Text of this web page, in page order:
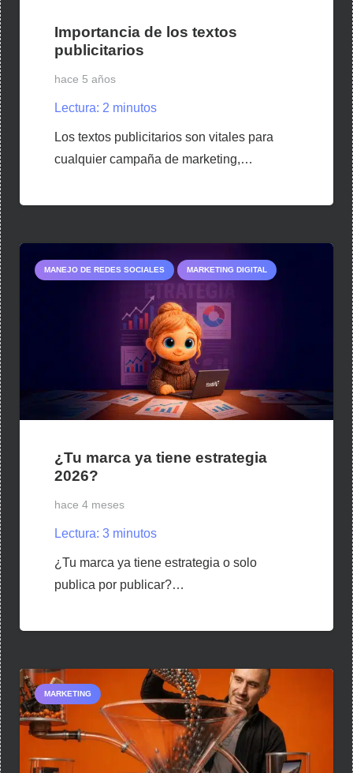
Importancia de los textos
publicitarios
hace 5 años
Lectura: 2 minutos
Los textos publicitarios son vitales para
cualquier campaña de marketing,…
MANEJO DE REDES SOCIALES MARKETING DIGITAL
¿Tu marca ya tiene estrategia
2026?
hace 4 meses
Lectura: 3 minutos
¿Tu marca ya tiene estrategia o solo
publica por publicar?…
MARKETING